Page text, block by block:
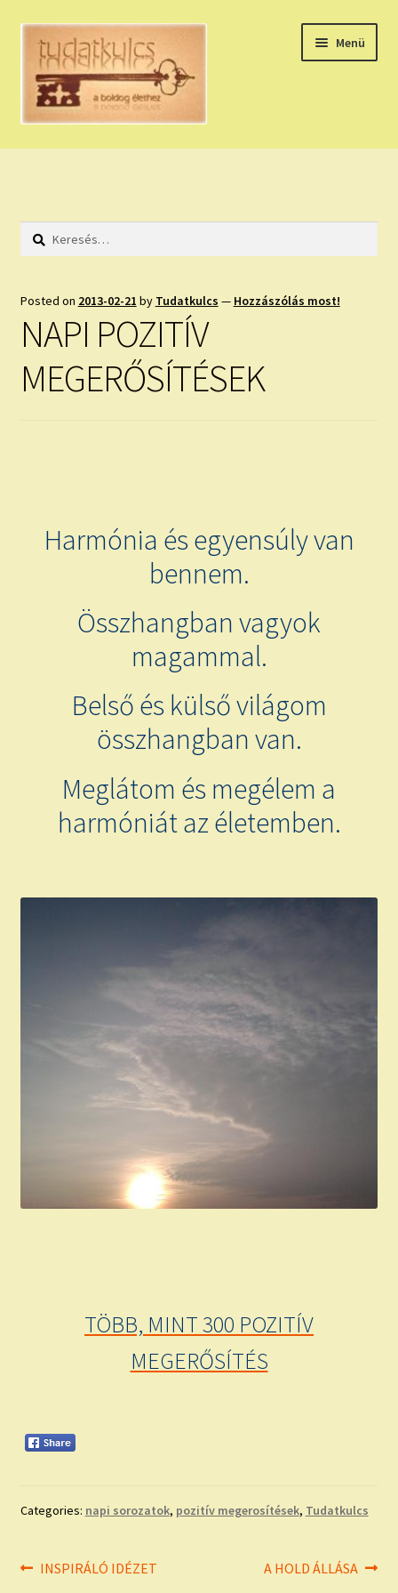
Ugrás
navigációhoz
Kilépés
tartalomba
Menü
HÚZZ EGY KÁRTYÁT!
HOLDNAPTÁR
NAPI ASZTROLÓGIA
KÉRJ EGY MEGERŐSÍTÉST!
IRATKOZZ FEL A VIDEÓ CSATORNÁNKRA!
TAROT ELEMZÉS MEGRENDELÉSE LIMITÁLT!
Keresés:
Posted on 2013-02-21 by Tudatkulcs — Hozzászólás most!
NAPI POZITÍV
MEGERŐSÍTÉSEK
Harmónia és egyensúly van
bennem.
Összhangban vagyok
magammal.
Belső és külső világom
összhangban van.
Meglátom és megélem a
harmóniát az életemben.
TÖBB, MINT 300 POZITÍV
MEGERŐSÍTÉS
Categories: napi sorozatok, pozitív megerosítések, Tudatkulcs
Bejegyzés
Previous
INSPIRÁLÓ IDÉZET
Next
A HOLD ÁLLÁSA